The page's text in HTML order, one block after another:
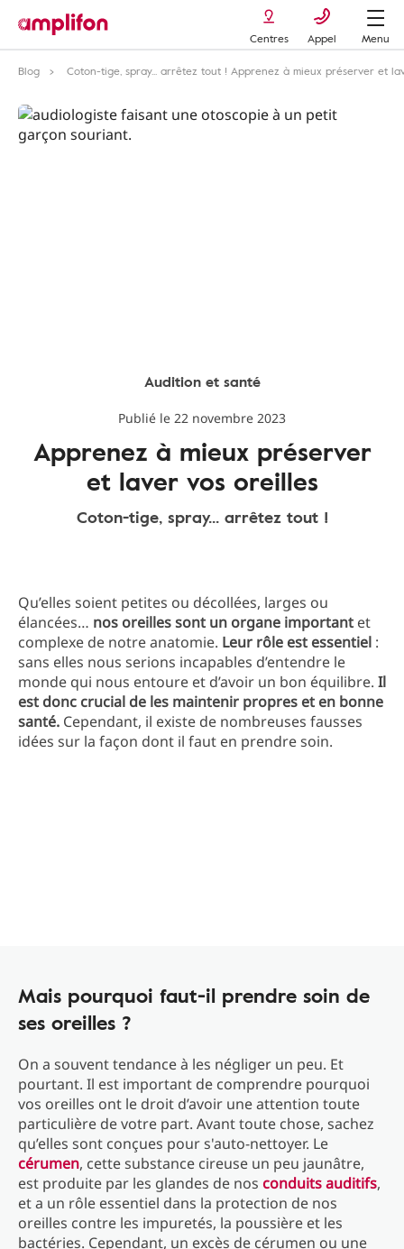
Centres Appel
Menu
Blog
Coton-tige, spray... arrêtez tout ! Apprenez à mieux préserver et
Audition et santé
Publié le 22 novembre 2023
Apprenez à mieux préserver
et laver vos oreilles
Coton-tige, spray... arrêtez tout !
Qu’elles soient petites ou décollées, larges ou
élancées… nos oreilles sont un organe important et
complexe de notre anatomie. Leur rôle est essentiel :
sans elles nous serions incapables d’entendre le
monde qui nous entoure et d’avoir un bon équilibre. Il
est donc crucial de les maintenir propres et en bonne
santé. Cependant, il existe de nombreuses fausses
idées sur la façon dont il faut en prendre soin.
Mais pourquoi faut-il prendre soin de
ses oreilles ?
On a souvent tendance à les négliger un peu. Et
pourtant. Il est important de comprendre pourquoi
vos oreilles ont le droit d’avoir une attention toute
particulière de votre part. Avant toute chose, sachez
qu’elles sont conçues pour s'auto-nettoyer. Le
cérumen, cette substance cireuse un peu jaunâtre,
est produite par les glandes de nos conduits auditifs,
et a un rôle essentiel dans la protection de nos
oreilles contre les impuretés, la poussière et les
bactéries. Cependant, un excès de cérumen ou une